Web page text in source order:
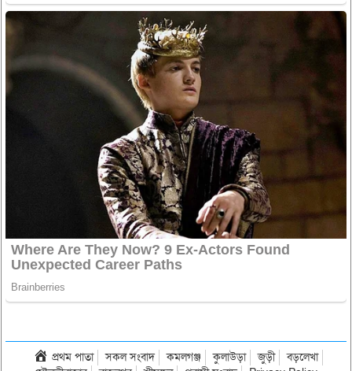
প্রথম পাতা সকল সংবাদ কমলগঞ্জ কুলাউড়া জুড়ী
বড়লেখা